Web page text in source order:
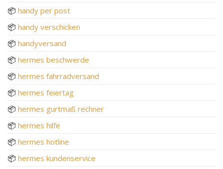
📦 handy per post
📦 handy verschicken
📦 handyversand
📦 hermes beschwerde
📦 hermes fahrradversand
📦 hermes feiertag
📦 hermes gurtmaß rechner
📦 hermes hilfe
📦 hermes hotline
📦 hermes kundenservice